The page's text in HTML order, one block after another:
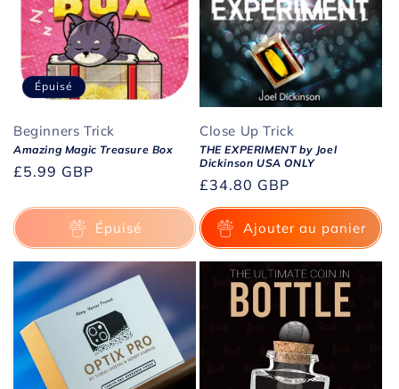
Épuisé
Beginners Trick
Amazing Magic Treasure Box
Prix
£5.99 GBP
Épuisé
Close Up Trick
THE EXPERIMENT by Joel
Dickinson USA ONLY
Prix
habituel
£34.80 GBP
Ajouter au panier